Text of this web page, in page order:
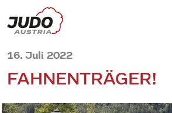
16. Juli 2022
FAHNENTRÄGER!